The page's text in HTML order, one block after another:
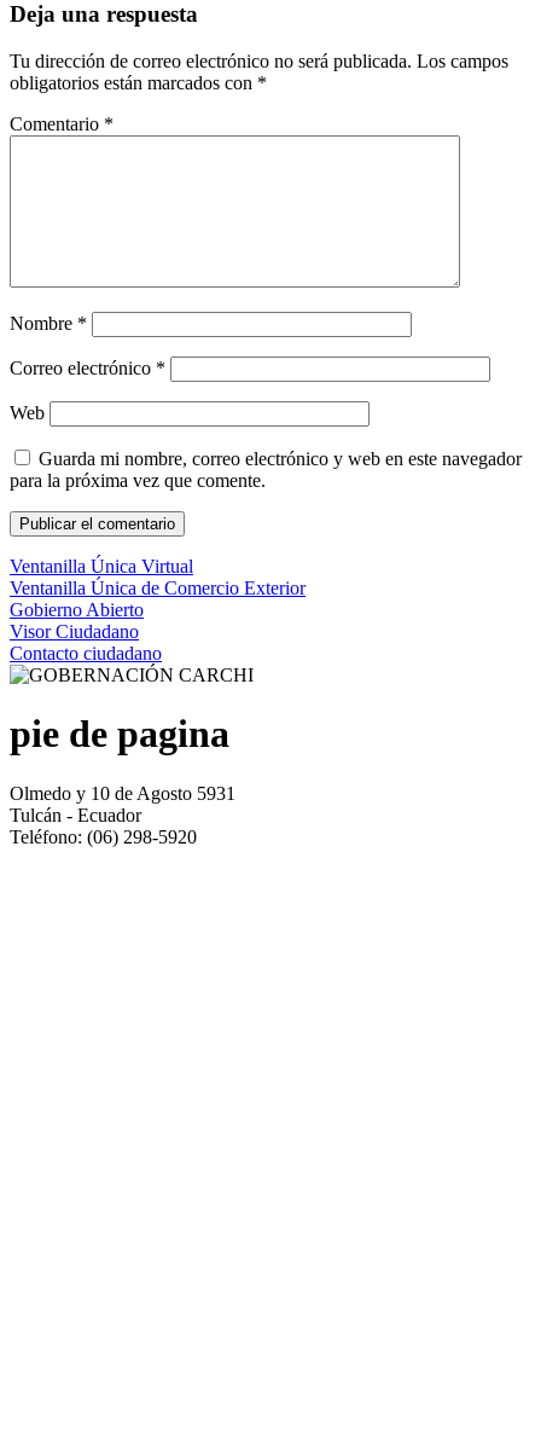
Deja una respuesta
Tu dirección de correo electrónico no será publicada. Los campos
obligatorios están marcados con *
Comentario *
Nombre *
Correo electrónico *
Web
Guarda mi nombre, correo electrónico y web en este navegador
para la próxima vez que comente.
Ventanilla Única Virtual
Ventanilla Única de Comercio Exterior
Gobierno Abierto
Visor Ciudadano
Contacto ciudadano
pie de pagina
Olmedo y 10 de Agosto 5931
Tulcán - Ecuador
Teléfono: (06) 298-5920